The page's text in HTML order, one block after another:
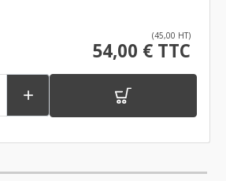
(45,00 HT)
54,00 € TTC
